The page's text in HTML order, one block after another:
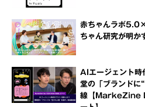
赤ちゃんラボ
ちゃん研究が明か
AIエージェント時
堂の「ブランドに
線【MarkeZine